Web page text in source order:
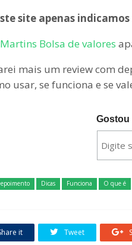
site apenas
Bolsa de valores
mais um review com
usar, se funciona e se
Gostou
Dicas Funciona O que é
it Tweet